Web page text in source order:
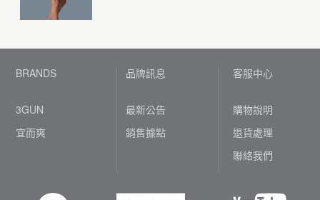
BRANDS
3GUN
宜而爽
品牌訊息
最新公告
銷售據點
客服中心
購物說明
退貨處理
聯絡我們